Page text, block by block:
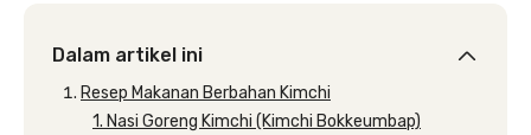
Dalam artikel ini
Resep Makanan Berbahan Kimchi
1. Nasi Goreng Kimchi (Kimchi Bokkeumbap)